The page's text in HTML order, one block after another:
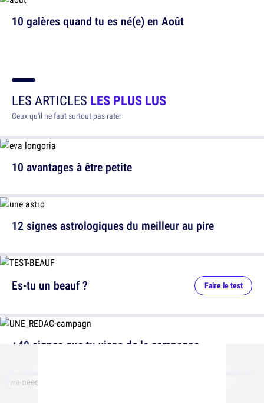
10 galères quand tu es né(e) en Août
LES ARTICLES LES PLUS LUS
Ceux qu'il ne faut surtout pas rater
10 avantages à être petite
12 signes astrologiques du meilleur au pire
Es-tu un beauf ? Faire le test
+40 signes que tu viens de la campagne